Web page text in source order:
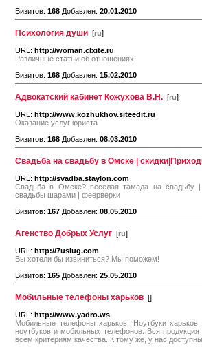
Визитов: 168 Добавлен: 20.01.2010
Психология души [ru]
URL: http://woman.clxite.ru
Различные статьи об отношениях
Визитов: 168 Добавлен: 15.02.2010
Адвокатский кабинет Кожухова В.Н. [ru]
URL: http://www.kozhukhov.siteedit.ru
Оказание услуг юриста
Визитов: 168 Добавлен: 08.03.2010
Свадьба на свадьбу в Омске |
URL: http://svadba.staylon.com
Свадьба в Омске? веселая тамада на свадьбу
свадьбы шарами | феерверки
Визитов: 167 Добавлен: 08.05.2010
Агенство Добрых Услуг [ru]
URL: http://7uslug.com
Вы хотели бы извиниться? Мы поможем!
Визитов: 165 Добавлен: 25.05.2010
Мобильные телефоны харьков []
URL: http://www.yadro.ws
Мобильные телефоны харьков. Ноутбуки
ноутбуков и мобильных телефонов. Вся продукция
всем критериям качества. К тому же, у нас